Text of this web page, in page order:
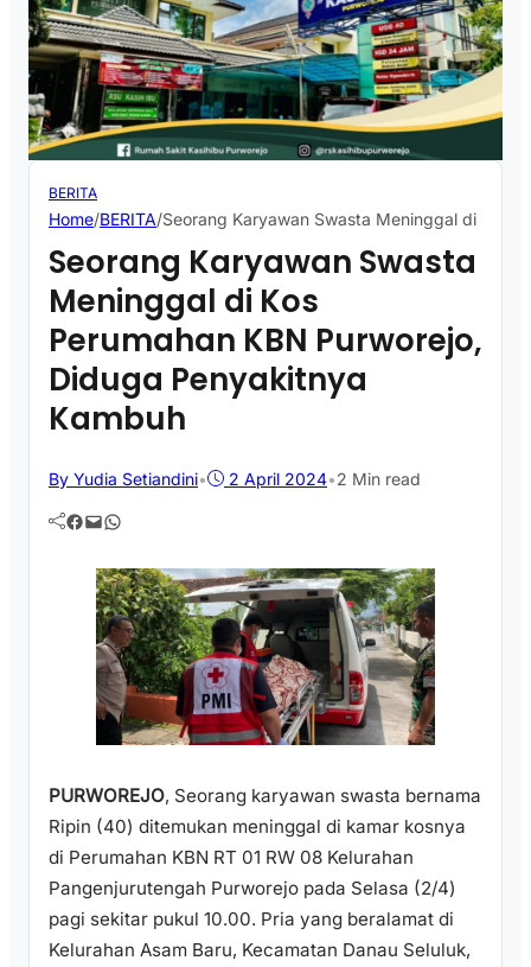
BERITA
Home/BERITA/Seorang Karyawan Swasta Meninggal di Kos
Seorang Karyawan Swasta
Meninggal di Kos
Perumahan KBN Purworejo,
Diduga Penyakitnya
Kambuh
By Yudia Setiandini• 2 April 2024•2 Min read
Facebook Mail WhatsApp
PURWOREJO, Seorang karyawan swasta bernama
Ripin (40) ditemukan meninggal di kamar kosnya
di Perumahan KBN RT 01 RW 08 Kelurahan
Pangenjurutengah Purworejo pada Selasa (2/4)
pagi sekitar pukul 10.00. Pria yang beralamat di
Kelurahan Asam Baru, Kecamatan Danau Seluluk,